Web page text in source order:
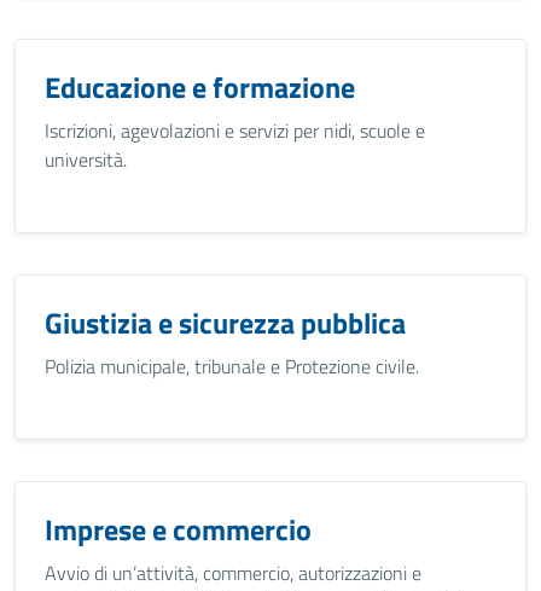
Educazione e formazione
Iscrizioni, agevolazioni e servizi per nidi, scuole e
università.
Giustizia e sicurezza pubblica
Polizia municipale, tribunale e Protezione civile.
Imprese e commercio
Avvio di un’attività, commercio, autorizzazioni e